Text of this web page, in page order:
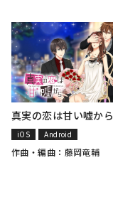
真実の恋は甘い嘘から
iOS Android
作曲・編曲： 藤岡竜輔